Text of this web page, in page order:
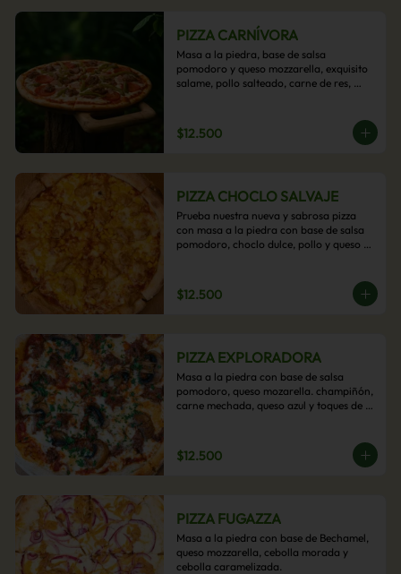
PIZZA CARNÍVORA
Masa a la piedra, base de salsa
pomodoro y queso mozzarella, exquisito
salame, pollo salteado, carne de res,
$12.500
PIZZA CHOCLO SALVAJE
Prueba nuestra nueva y sabrosa pizza
con masa a la piedra con base de salsa
pomodoro, choclo dulce, pollo y queso
$12.500
PIZZA EXPLORADORA
Masa a la piedra con base de salsa
pomodoro, queso mozarella. champiñón,
carne mechada, queso azul y toques de
$12.500
PIZZA FUGAZZA
Masa a la piedra con base de Bechamel,
queso mozzarella, cebolla morada y
cebolla caramelizada.